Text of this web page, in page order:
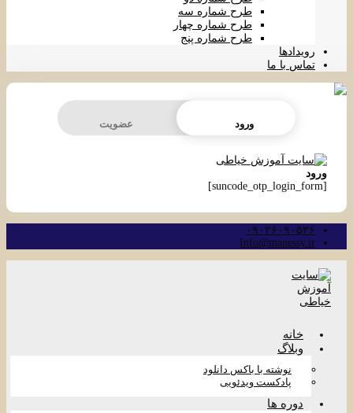
طرح شماره سه
طرح شماره چهار
طرح شماره پنج
رویدادها
تماس با ما
ورود عضویت
ورود
[suncode_otp_login_form]
۰۹۰۲۶۰۹۰۵۳۶
Info@manessy.ir
خانه
وبلاگ
نوشته با باکس دانلود
پادکست ویدئویی
دوره ها